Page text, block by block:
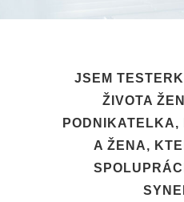
JSEM
ŽIVOTA
PODNIKATELKA,
A ŽENA,